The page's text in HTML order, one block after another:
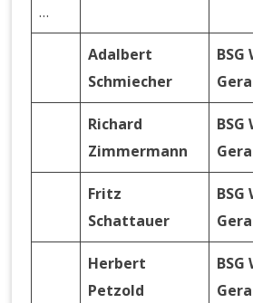
…
Adalbert
Schmiecher
Gera
Richard
Zimmermann
Gera
Fritz
Schattauer
Gera
Herbert
Petzold
Gera